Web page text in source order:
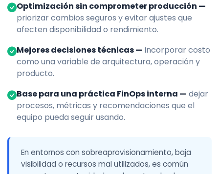
Optimización sin comprometer producción —
priorizar cambios seguros y evitar ajustes que
afecten disponibilidad o rendimiento.
Mejores decisiones técnicas — incorporar costo
como una variable de arquitectura, operación y
producto.
Base para una práctica FinOps interna — dejar
procesos, métricas y recomendaciones que el
equipo pueda seguir usando.
En entornos con sobreaprovisionamiento, baja
visibilidad o recursos mal utilizados, es común